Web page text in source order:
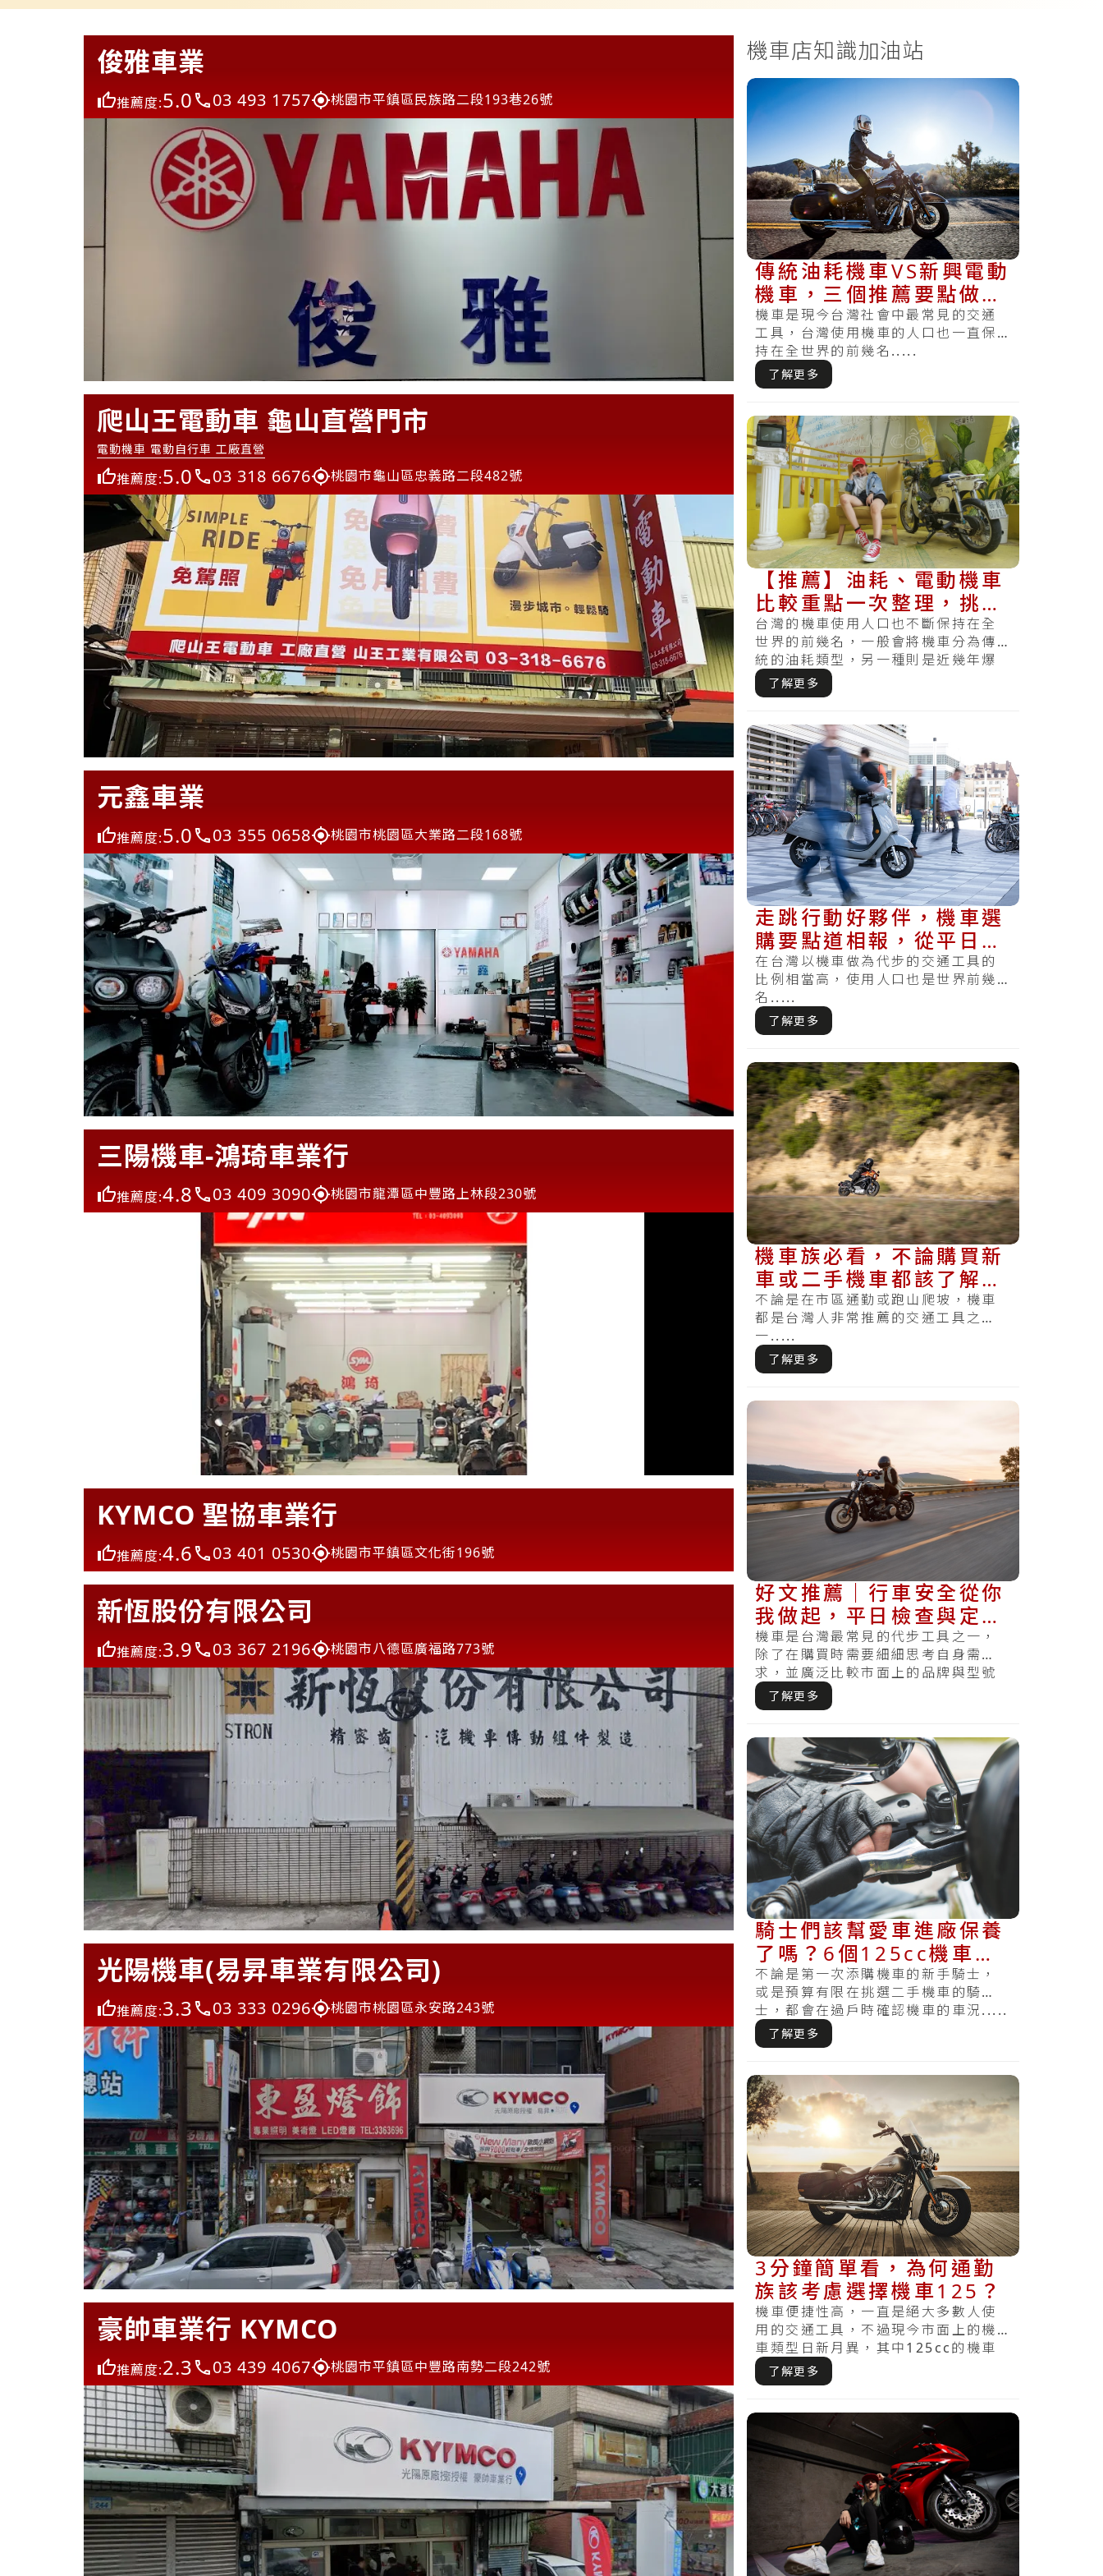
俊雅車業
推薦度:5.0 03 493 1757 桃園市平鎮區民族路二段193巷26號
爬山王電動車 龜山直營門市
電動機車 電動自行車 工廠直營
推薦度:5.0 03 318 6676 桃園市龜山區忠義路二段482號
元鑫車業
推薦度:5.0 03 355 0658 桃園市桃園區大業路二段168號
三陽機車-鴻琦車業行
推薦度:4.8 03 409 3090 桃園市龍潭區中豐路上林段230號
KYMCO 聖協車業行
推薦度:4.6 03 401 0530 桃園市平鎮區文化街196號
新恆股份有限公司
推薦度:3.9 03 367 2196 桃園市八德區廣福路773號
光陽機車(易昇車業有限公司)
推薦度:3.3 03 333 0296 桃園市桃園區永安路243號
豪帥車業行 KYMCO
推薦度:2.3 03 439 4067 桃園市平鎮區中豐路南勢二段242號
機車店知識加油站
傳統油耗機車VS新興電動
機車，三個推薦要點做出
切合需求的好選擇！
機車是現今台灣社會中最常見的交通
工具，台灣使用機車的人口也一直保
持在全世界的前幾名.....
了解更多
【推薦】油耗、電動機車
比較重點一次整理，挑出
心目中的那台機車
台灣的機車使用人口也不斷保持在全
世界的前幾名，一般會將機車分為傳
統的油耗類型，另一種則是近幾年爆
紅的電動類型.....
了解更多
走跳行動好夥伴，機車選
購要點道相報，從平日需
求決定排氣量與預算考量
在台灣以機車做為代步的交通工具的
比例相當高，使用人口也是世界前幾
名.....
了解更多
機車族必看，不論購買新
車或二手機車都該了解的
六大選擇關鍵
不論是在市區通勤或跑山爬坡，機車
都是台灣人非常推薦的交通工具之
一.....
了解更多
好文推薦｜行車安全從你
我做起，平日檢查與定期
保養不可少
機車是台灣最常見的代步工具之一，
除了在購買時需要細細思考自身需
求，並廣泛比較市面上的品牌與型號
選擇外，購買後日常行車前的檢查，
與定期保養.....
了解更多
騎士們該幫愛車進廠保養
了嗎？6個125cc機車零
件替換確認標準
不論是第一次添購機車的新手騎士，
或是預算有限在挑選二手機車的騎
士，都會在過戶時確認機車的車況.....
了解更多
3分鐘簡單看，為何通勤
族該考慮選擇機車125？
機車便捷性高，一直是絕大多數人使
用的交通工具，不過現今市面上的機
車類型日新月異，其中125cc的機車
受到大多的人的喜愛，但是125cc
的.....
了解更多